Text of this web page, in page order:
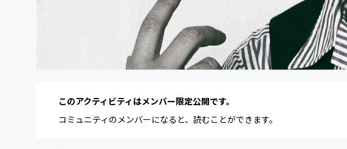
このアクティビティはメンバー限定公開です。
コミュニティのメンバーになると、読むことができます。